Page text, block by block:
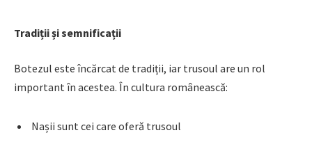
Tradiții și semnificații
Botezul este încărcat de tradiții, iar trusoul are un rol
important în acestea. În cultura românească:
Nașii sunt cei care oferă trusoul